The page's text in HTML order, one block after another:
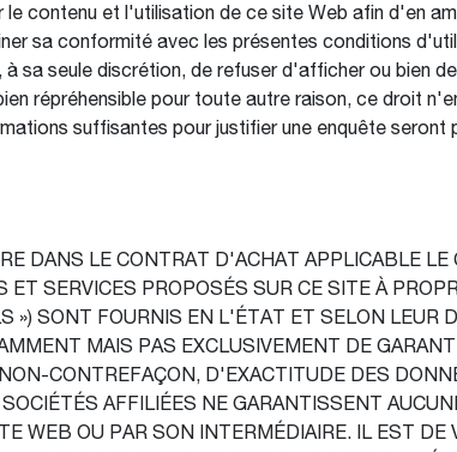
contenu et l'utilisation de ce site Web afin d'en
sa conformité avec les présentes conditions
seule discrétion, de refuser d'afficher ou bien
répréhensible pour toute autre raison, ce droit
suffisantes pour justifier une enquête
DANS LE CONTRAT D'ACHAT APPLICABLE
SERVICES PROPOSÉS SUR CE SITE À
») SONT FOURNIS EN L'ÉTAT ET SELON LEUR
MAIS PAS EXCLUSIVEMENT DE
CONTREFAÇON, D'EXACTITUDE DES
AFFILIÉES NE GARANTISSENT
WEB OU PAR SON INTERMÉDIAIRE. IL EST